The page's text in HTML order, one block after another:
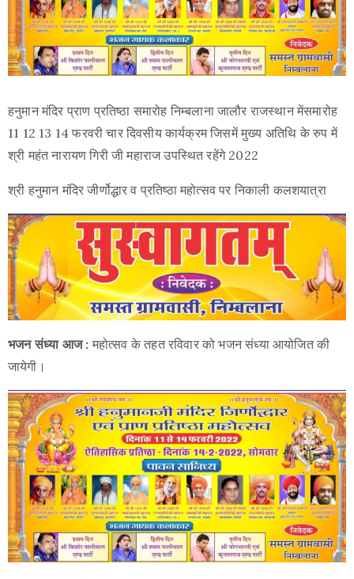
Privacy
Policy
Terms
Use
हनुमान मंदिर प्राण प्रतिष्ठा समारोह निम्बलाना जालौर राजस्थान मेंसमारोह
11 12 13 14 फरवरी चार दिवसीय कार्यक्रम जिसमें मुख्य अतिथि के रुप में
श्री महंत नारायण गिरी जी महाराज उपस्थित रहेंगे 2022
श्री हनुमान मंदिर जीर्णोद्धार व प्रतिष्ठा महोत्सव पर निकाली कलशयात्रा
भजन संध्या आज : महोत्सव के तहत रविवार को भजन संध्या आयोजित की
जायेगी।